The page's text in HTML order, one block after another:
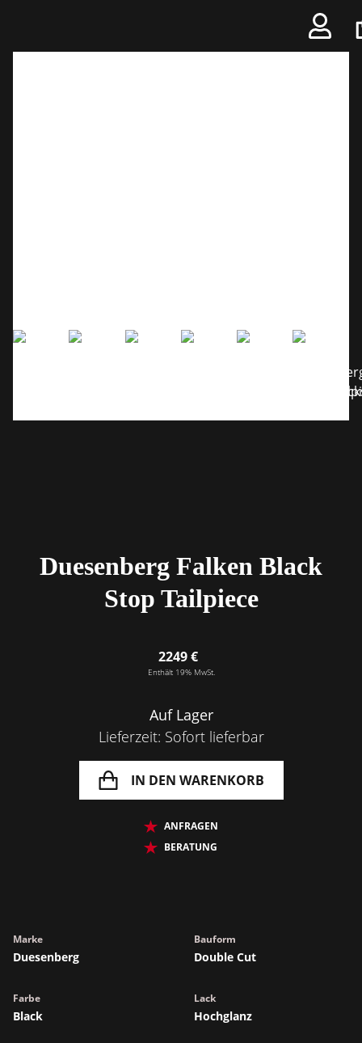
Duesenberg Falken Black
Stop Tailpiece
2249 €
Enthält 19% MwSt.
Auf Lager
Lieferzeit: Sofort lieferbar
IN DEN WARENKORB
ANFRAGEN
BERATUNG
Marke
Duesenberg
Bauform
Double Cut
Farbe
Black
Lack
Hochglanz